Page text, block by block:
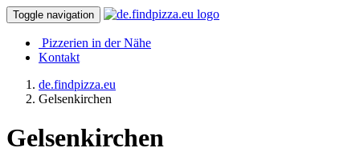
Toggle navigation
Pizzerien in der Nähe
Kontakt
de.findpizza.eu
Gelsenkirchen
Gelsenkirchen